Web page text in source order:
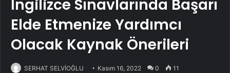
İngilizce Sınavlarında Başarı
Elde Etmenize Yardımcı
Olacak Kaynak Önerileri
SERHAT SELVİOĞLU Kasım 16, 2022 0 11